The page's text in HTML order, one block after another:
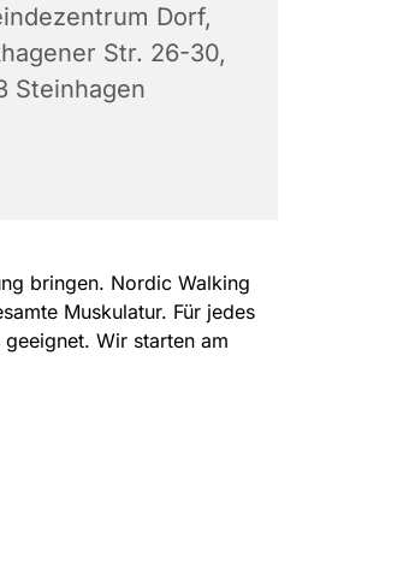
Dorf,
Str. 26-30,
Steinhagen
bringen. Nordic Walking
Muskulatur. Für jedes
Wir starten am